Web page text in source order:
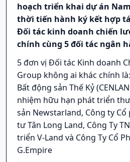
hoạch triển khai dự án
thời tiến hành ký kết hợp
Đối tác kinh doanh chiến
chính cùng 5 đối tác ngân
5 đơn vị Đối tác Kinh doanh
Group không ai khác chính
Bất động sản Thế Kỷ
nhiệm hữu hạn phát triển
sản Newstarland, Công ty Cổ
tư Tân Long Land, Công Ty
triển V-Land và Công Ty Cổ
G.Empire